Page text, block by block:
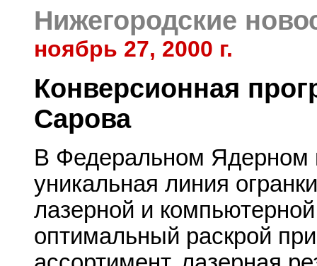
Нижегородские
ноябрь 27, 2000 г.
Конверсионная
Сарова
В Федеральном
уникальная линия
лазерной и
оптимальный раскрой